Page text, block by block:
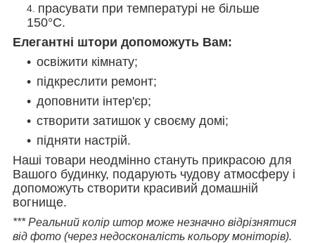
прасувати при температурі не більше
150°C.
Елегантні штори допоможуть Вам:
освіжити кімнату;
підкреслити ремонт;
доповнити інтер'єр;
створити затишок у своєму домі;
підняти настрій.
Наші товари неодмінно стануть прикрасою для
Вашого будинку, подарують чудову атмосферу і
допоможуть створити красивий домашній
вогнище.
*** Реальний колір штор може незначно відрізнятися
від фото (через недосконалість кольору моніторів).